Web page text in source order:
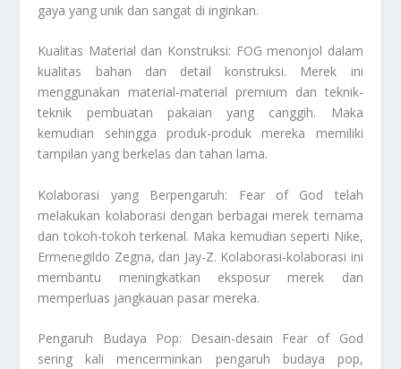
gaya yang unik dan sangat di inginkan.
Kualitas Material dan Konstruksi: FOG menonjol dalam
kualitas bahan dan detail konstruksi. Merek ini
menggunakan material-material premium dan teknik-
teknik pembuatan pakaian yang canggih. Maka
kemudian sehingga produk-produk mereka memiliki
tampilan yang berkelas dan tahan lama.
Kolaborasi yang Berpengaruh: Fear of God telah
melakukan kolaborasi dengan berbagai merek ternama
dan tokoh-tokoh terkenal. Maka kemudian seperti Nike,
Ermenegildo Zegna, dan Jay-Z. Kolaborasi-kolaborasi ini
membantu meningkatkan eksposur merek dan
memperluas jangkauan pasar mereka.
Pengaruh Budaya Pop: Desain-desain Fear of God
sering kali mencerminkan pengaruh budaya pop,